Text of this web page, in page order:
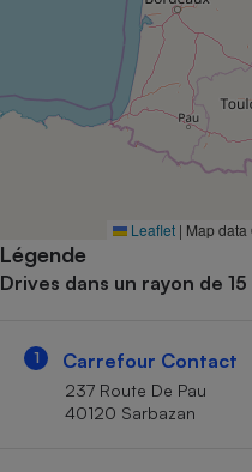
Leaflet | Map
Légende
Drives dans un rayon de 15
1 Carrefour Contact
237 Route De Pau
40120 Sarbazan